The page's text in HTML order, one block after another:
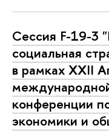
Сессия F-19-3
социальная
в рамках XXII
конференции
экономики и